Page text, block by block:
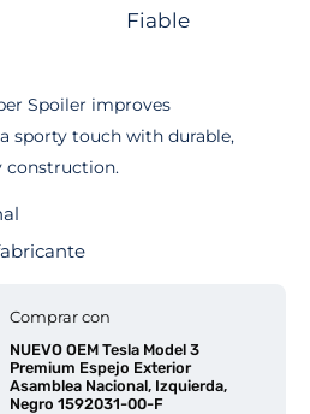
Fiable
Spoiler improves
sporty touch with durable,
construction.
Comprar con
NUEVO OEM Tesla Model 3
Premium Espejo Exterior
Asamblea Nacional, Izquierda,
Negro 1592031-00-F